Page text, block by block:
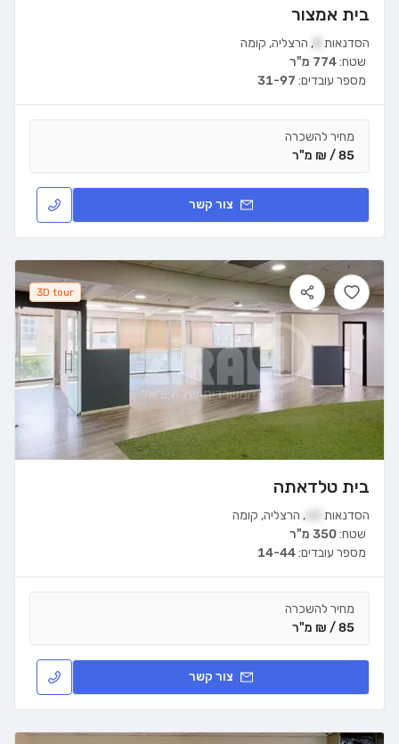
בית אמצור
הסדנאות , הרצליה, קומה
שטח:774 מ"ר
מספר עובדים: 31-97
מחיר להשכרה
85 / ₪ מ"ר
צור קשר
3D tour
בית טלדאתה
הסדנאות , הרצליה, קומה
שטח:350 מ"ר
מספר עובדים:14-44
מחיר להשכרה
85 / ₪ מ"ר
צור קשר